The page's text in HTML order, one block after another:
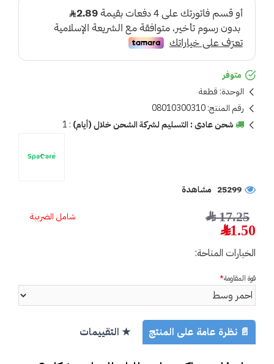
متوفر
الوحدة: قطعة
رقم المنتج:08010300310
شحن عادى : التسليم لشركة الشحن خلال (أيام) :
1
25299 مشاهدة
11.50 ﷼
17.25 ﷼ شامل الضريبة
الخيارات المتاحة:
قوة المقاومة
📄 نظرة عامة على المنتج ★ التقييمات